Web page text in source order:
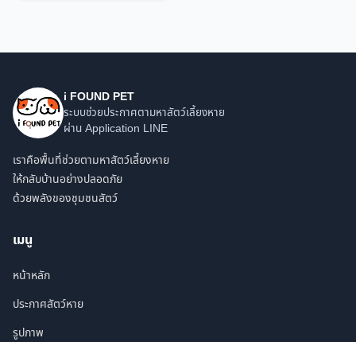
i FOUND PET
ระบบช่วยประกาศตามหาสัตว์เลี้ยงหาย
ผ่าน Application LINE
เราคือพื้นที่ช่วยตามหาสัตว์เลี้ยงหาย
ให้กลับบ้านอย่างปลอดภัย
ด้วยพลังของชุมชนสัตว์
เมนู
หน้าหลัก
ประกาศสัตว์หาย
รูปภาพ